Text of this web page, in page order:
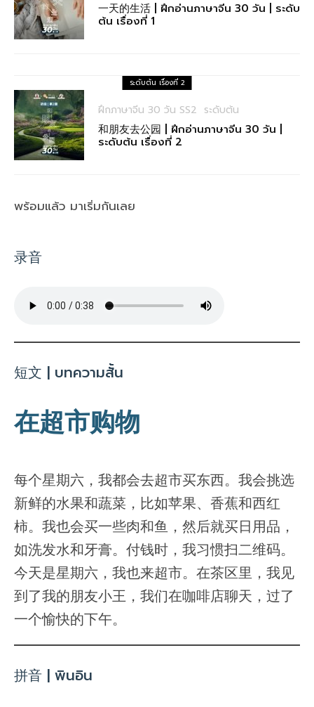
一天的生活 | ฝึกอ่านภาษาจีน 30 วัน | ระดับ
ต้น เรื่องที่ 1
ระดับต้น เรื่องที่ 2
ฝึกภาษาจีน 30 วัน SS2 ระดับต้น
和朋友去公园 | ฝึกอ่านภาษาจีน 30 วัน |
ระดับต้น เรื่องที่ 2
พร้อมแล้ว มาเริ่มกันเลย
录音
短文 | บทความสั้น
在超市购物
每个星期六，我都会去超市买东西。我会挑选
新鲜的水果和蔬菜，比如苹果、香蕉和西红
柿。我也会买一些肉和鱼，然后就买日用品，
如洗发水和牙膏。付钱时，我习惯扫二维码。
今天是星期六，我也来超市。在茶区里，我见
到了我的朋友小王，我们在咖啡店聊天，过了
一个愉快的下午。
拼音 | พินอิน